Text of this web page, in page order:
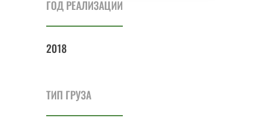
ГОД РЕАЛИЗАЦИИ
2018
ТИП ГРУЗА